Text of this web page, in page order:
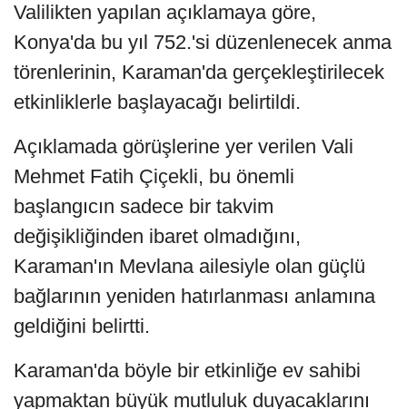
Valilikten yapılan açıklamaya göre,
Konya'da bu yıl 752.'si düzenlenecek anma
törenlerinin, Karaman'da gerçekleştirilecek
etkinliklerle başlayacağı belirtildi.
Açıklamada görüşlerine yer verilen Vali
Mehmet Fatih Çiçekli, bu önemli
başlangıcın sadece bir takvim
değişikliğinden ibaret olmadığını,
Karaman'ın Mevlana ailesiyle olan güçlü
bağlarının yeniden hatırlanması anlamına
geldiğini belirtti.
Karaman'da böyle bir etkinliğe ev sahibi
yapmaktan büyük mutluluk duyacaklarını